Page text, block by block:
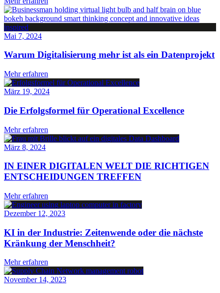
Mai 7, 2024
Warum Digitalisierung mehr ist als ein Datenprojekt
Mehr erfahren
März 19, 2024
Die Erfolgsformel für Operational Excellence
Mehr erfahren
März 8, 2024
IN EINER DIGITALEN WELT DIE RICHTIGEN
ENTSCHEIDUNGEN TREFFEN
Mehr erfahren
Dezember 12, 2023
KI in der Industrie: Zeitenwende oder die nächste
Kränkung der Menschheit?
Mehr erfahren
November 14, 2023